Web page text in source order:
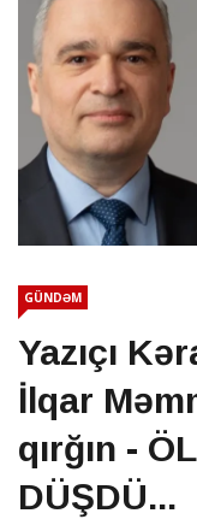
GÜNDƏM
Yazıçı
İlqar
qırğın -
DÜŞDÜ...